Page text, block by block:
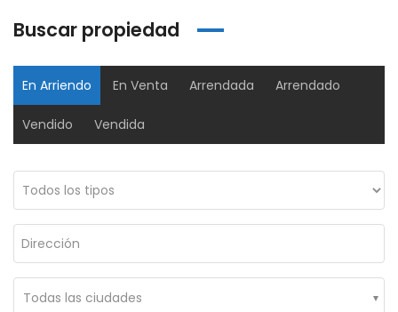
Buscar propiedad
En Arriendo En Venta Arrendada Arrendado
Vendido Vendida
Todas las ciudades
#56-62, Suba, Bogotá, Colombia
$2,500,000
Cl.